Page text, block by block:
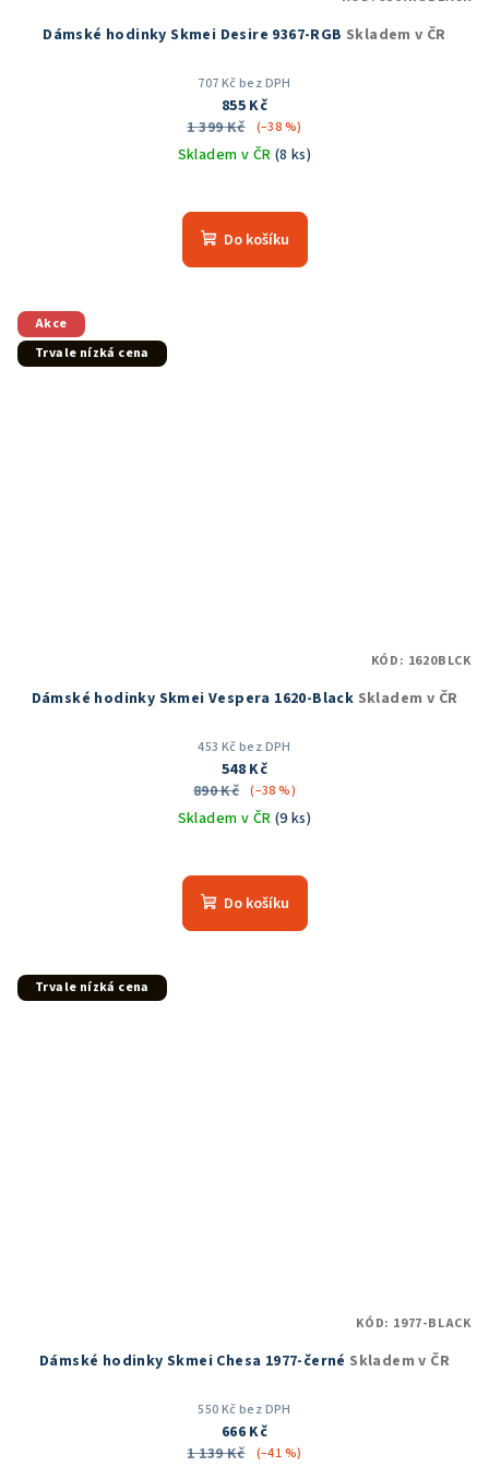
Dámské hodinky Skmei Desire 9367-RGB Skladem v ČR
707 Kč bez DPH
855 Kč
1 399 Kč
(–38 %)
Skladem v ČR (8 ks)
hodnocení
produktu
Do košíku
Akce
Trvale nízká cena
Dámské hodinky Skmei Vespera 1620-Black Skladem v ČR
453 Kč bez DPH
548 Kč
890 Kč (–38 %)
Skladem v ČR (9 ks)
hodnocení
produktu
Do košíku
KÓD: 1620BLCK
Trvale nízká cena
Dámské hodinky Skmei Chesa 1977-černé Skladem v ČR
550 Kč bez DPH
666 Kč
1 139 Kč
(–41 %)
KÓD: 1977-BLACK